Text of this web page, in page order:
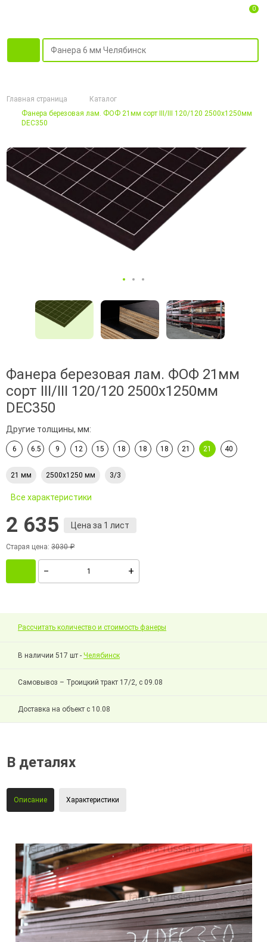
0
Главная страница
Каталог
Фанера березовая лам. ФОФ 21мм сорт III/III 120/120 2500х1250мм
DEC350
Фанера березовая лам. ФОФ 21мм
сорт III/III 120/120 2500х1250мм
DEC350
Другие толщины, мм:
6 6.5 9 12 15 18 18 18 21 21 40
21 мм 2500х1250 мм 3/3
Все характеристики
2 635 Цена за 1 лист
Старая цена: 3030 ₽
Рассчитать количество и стоимость фанеры
В наличии 517 шт - Челябинск
Самовывоз – Троицкий тракт 17/2, с 09.08
Доставка на объект с 10.08
В деталях
Описание Характеристики